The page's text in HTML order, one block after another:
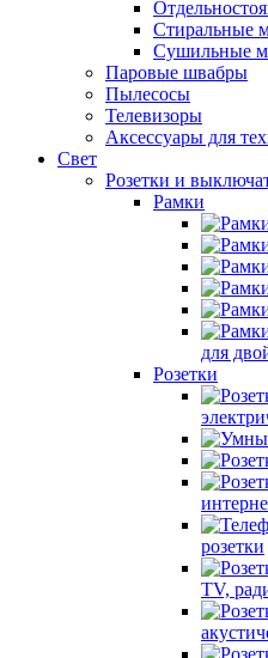
Стиральные
Сушильные
Паровые швабры
Пылесосы
Телевизоры
Аксессуары для
Свет
Розетки и
Рамки
для
Розетки
розетки
TV,